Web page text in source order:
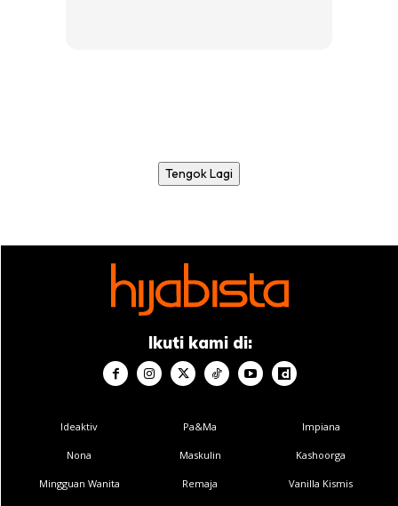
Tengok Lagi
Ikuti kami di:
Ideaktiv
Nona
Mingguan Wanita
Pa&Ma
Maskulin
Remaja
Impiana
Kashoorga
Vanilla Kismis